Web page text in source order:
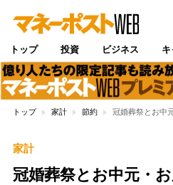
トップ 投資 ビジネス
トップ 家計 節約 冠婚葬祭とお中
家計
冠婚葬祭とお中元・